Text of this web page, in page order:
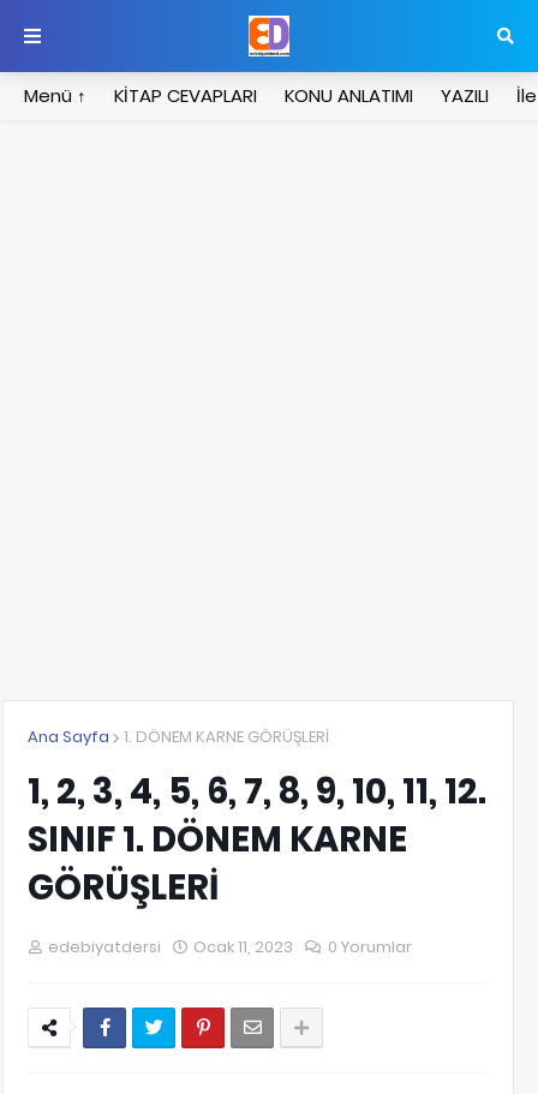
Menü ↑ KİTAP CEVAPLARI KONU ANLATIMI YAZILI
Ana Sayfa 1. DÖNEM KARNE GÖRÜŞLERİ
1, 2, 3, 4, 5, 6, 7, 8, 9, 10, 11, 12.
SINIF 1. DÖNEM KARNE
GÖRÜŞLERİ
edebiyatdersi Ocak 11, 2023 0 Yorumlar